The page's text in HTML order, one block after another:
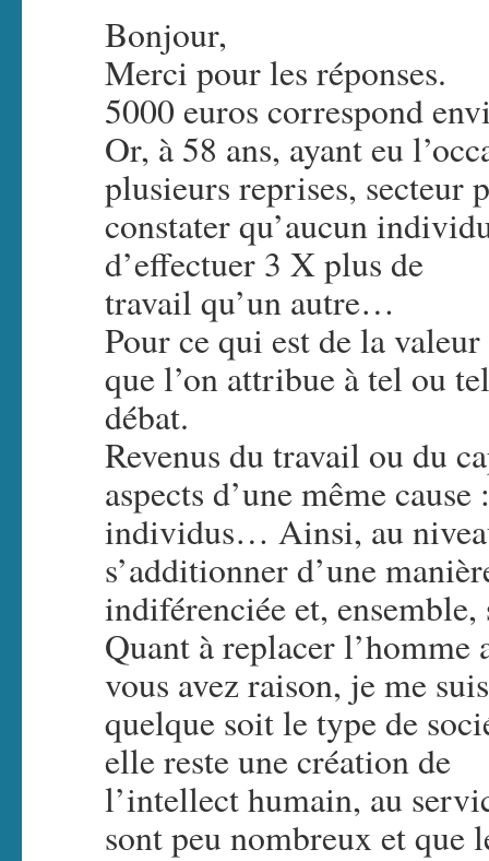
Bonjour,
Merci pour les réponses.
5000 euros correspond
Or, à 58 ans, ayant eu
plusieurs reprises, secteur
constater qu’aucun
d’effectuer 3 X plus de
travail qu’un autre…
Pour ce qui est de la
que l’on attribue à tel ou
débat.
Revenus du travail ou du
aspects d’une même
individus… Ainsi, au
s’additionner d’une
indiférenciée et,
Quant à replacer l’homme
vous avez raison, je me
quelque soit le type de
elle reste une création de
l’intellect humain, au
sont peu nombreux et que